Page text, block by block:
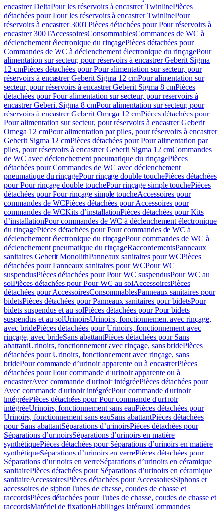
encastrer DeltaPour les réservoirs à encastrer TwinlinePièces
détachées pour Pour les réservoirs à encastrer TwinlinePour
réservoirs à encastrer 300TPièces détachées pour Pour réservoirs à
encastrer 300TAccessoiresConsommablesCommandes de WC à
déclenchement électronique du rinçagePièces détachées pour
Commandes de WC à déclenchement électronique du rinçagePour
alimentation sur secteur, pour réservoirs à encastrer Geberit Sigma
12 cmPièces détachées pour Pour alimentation sur secteur, pour
réservoirs à encastrer Geberit Sigma 12 cmPour alimentation sur
secteur, pour réservoirs à encastrer Geberit Sigma 8 cmPièces
détachées pour Pour alimentation sur secteur, pour réservoirs à
encastrer Geberit Sigma 8 cmPour alimentation sur secteur, pour
réservoirs à encastrer Geberit Omega 12 cmPièces détachées pour
Pour alimentation sur secteur, pour réservoirs à encastrer Geberit
Omega 12 cmPour alimentation par piles, pour réservoirs à encastrer
Geberit Sigma 12 cmPièces détachées pour Pour alimentation par
piles, pour réservoirs à encastrer Geberit Sigma 12 cmCommandes
de WC avec déclenchement pneumatique du rinçagePièces
détachées pour Commandes de WC avec déclenchement
pneumatique du rinçagePour rinçage double touchePièces détachées
pour Pour rinçage double touchePour rinçage simple touchePièces
détachées pour Pour rinçage simple toucheAccessoires pour
commandes de WCPièces détachées pour Accessoires pour
commandes de WCKits d’installationPièces détachées pour Kits
d’installationPour commandes de WC à déclenchement électronique
du rinçagePièces détachées pour Pour commandes de WC à
déclenchement électronique du rinçagePour commandes de WC à
déclenchement pneumatique du rinçageRaccordementsPanneaux
sanitaires Geberit MonolithPanneaux sanitaires pour WCPièces
détachées pour Panneaux sanitaires pour WCPour WC
suspendusPièces détachées pour Pour WC suspendusPour WC au
solPièces détachées pour Pour WC au solAccessoiresPièces
détachées pour AccessoiresConsommablesPanneaux sanitaires pour
bidetsPièces détachées pour Panneaux sanitaires pour bidetsPour
bidets suspendus et au solPièces détachées pour Pour bidets
suspendus et au solUrinoirsUrinoirs, fonctionnement avec rinçage,
avec bridePièces détachées pour Urinoirs, fonctionnement avec
rinçage, avec brideSans abattantPièces détachées pour Sans
abattantUrinoirs, fonctionnement avec rinçage, sans bridePièces
détachées pour Urinoirs, fonctionnement avec rinçage, sans
bridePour commande d’urinoir apparente ou à encastrerPièces
détachées pour Pour commande d’urinoir apparente ou à
encastrerAvec commande d'urinoir intégréePièces détachées pour
Avec commande d'urinoir intégréePour commande d'urinoir
intégréePièces détachées pour Pour commande d'urinoir
intégréeUrinoirs, fonctionnement sans eauPièces détachées pour
Urinoirs, fonctionnement sans eauSans abattantPièces détachées
pour Sans abattantSéparations d’urinoirsPièces détachées pour
Séparations d’urinoirsSéparations d’urinoirs en matière
synthétiquePièces détachées pour Séparations d’urinoirs en matière
synthétiqueSéparations d’urinoirs en verrePièces détachées pour
Séparations d’urinoirs en verreSéparations d’urinoirs en céramique
sanitairePièces détachées pour Séparations d’urinoirs en céramique
sanitaireAccessoiresPièces détachées pour AccessoiresSiphons et
accessoires de siphonTubes de chasse, coudes de chasse et
raccordsPièces détachées pour Tubes de chasse, coudes de chasse et
raccordsMatériel de fixationHabillages latérauxCommandes